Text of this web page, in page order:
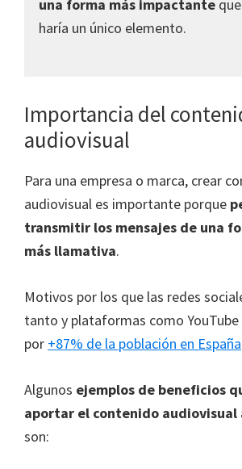
una forma más impactante
haría un único elemento.
Importancia del
audiovisual
Para una empresa o marca, crear
audiovisual es importante porque
transmitir los mensajes de una
más llamativa.
Motivos por los que las redes
tanto y plataformas como
por +87% de la población en España
Algunos ejemplos de beneficios
aportar el contenido audiovisual
son: